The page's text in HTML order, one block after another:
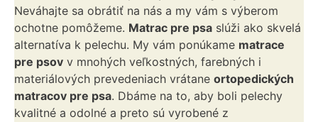
Neváhajte sa obrátiť na nás a my vám s výberom
ochotne pomôžeme. Matrac pre psa slúži ako skvelá
alternatíva k pelechu. My vám ponúkame matrace
pre psov v mnohých veľkostných, farebných i
materiálových prevedeniach vrátane ortopedických
matracov pre psa. Dbáme na to, aby boli pelechy
kvalitné a odolné a preto sú vyrobené z